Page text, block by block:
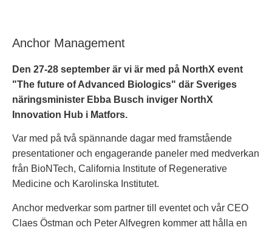
Anchor Management
Den 27-28 september är vi är med på NorthX event
"The future of Advanced Biologics" där Sveriges
näringsminister Ebba Busch inviger NorthX
Innovation Hub i Matfors.
Var med på två spännande dagar med framstående
presentationer och engagerande paneler med medverkan
från BioNTech, California Institute of Regenerative
Medicine och Karolinska Institutet.
Anchor medverkar som partner till eventet och vår CEO
Claes Östman och Peter Alfvegren kommer att hålla en